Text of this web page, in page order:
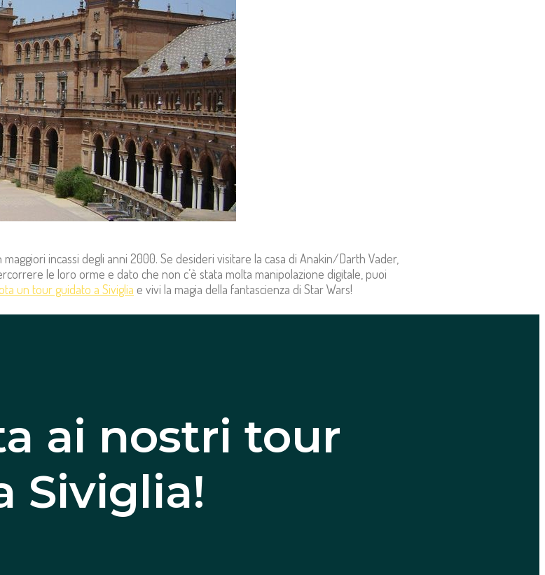
incassi degli anni 2000. Se desideri visitare la casa di Anakin/Darth Vader,
le loro orme e dato che non c’è stata molta manipolazione digitale, puoi
un tour guidato a Siviglia e vivi la magia della fantascienza di Star Wars!
ai nostri tour
Siviglia!